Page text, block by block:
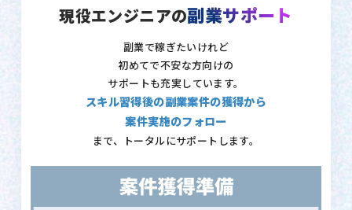
現役エンジニアの副業サポート
副業で稼ぎたいけれど
初めてで不安な方向けの
サポートも充実しています。
スキル習得後の副業案件の獲得から
案件実施のフォロー
まで、トータルにサポートします。